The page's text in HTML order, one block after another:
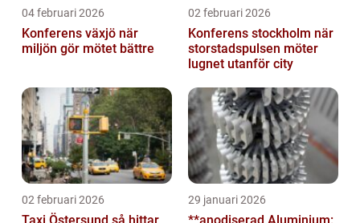
04 februari 2026
Konferens växjö när
miljön gör mötet bättre
02 februari 2026
Konferens stockholm när
storstadspulsen möter
lugnet utanför city
02 februari 2026 29 januari 2026